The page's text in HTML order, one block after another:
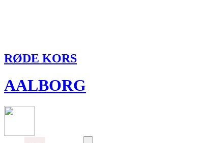
RØDE KORS
AALBORG